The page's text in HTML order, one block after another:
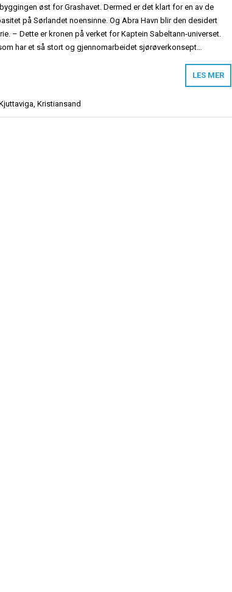
øst for Grashavet. Dermed er det klart for en av de
på Sørlandet noensinne. Og Abra Havn blir den desidert
– Dette er kronen på verket for Kaptein Sabeltann-universet.
har et så stort og gjennomarbeidet sjørøverkonsept…
LES MER
, Kristiansand